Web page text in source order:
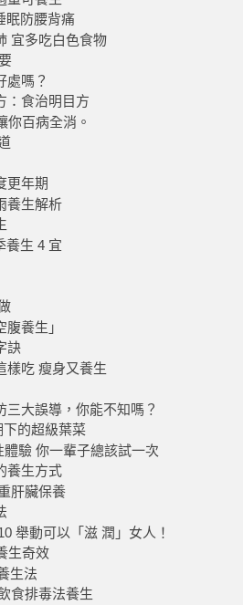
眠防腰背痛
宜多吃白色食物
處嗎？
：食治明目方
你百病全消。
更年期
養生解析
養生 4 宜
養生」
訣
樣吃 瘦身又養生
三大誤導，你能不知嗎？
的超級葉菜
體驗 你一輩子總該試一次
養生方式
肝臟保養
舉動可以「滋 潤」女人！
生奇效
生法
食排毒法養生